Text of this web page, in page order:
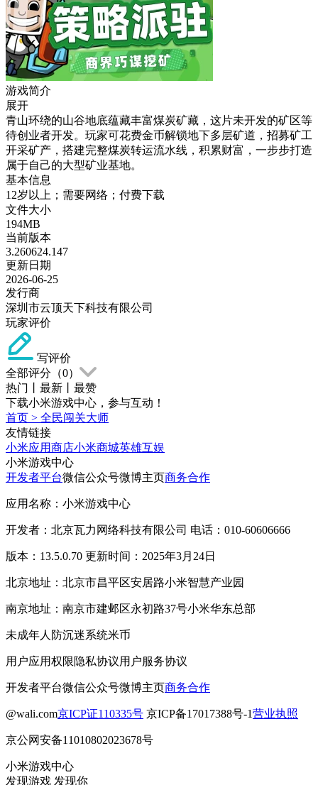
游戏简介
展开
青山环绕的山谷地底蕴藏丰富煤炭矿藏，这片未开发的矿区等
待创业者开发。玩家可花费金币解锁地下多层矿道，招募矿工
开采矿产，搭建完整煤炭转运流水线，积累财富，一步步打造
属于自己的大型矿业基地。
基本信息
12岁以上；需要网络；付费下载
文件大小
194MB
当前版本
3.260624.147
更新日期
2026-06-25
发行商
深圳市云顶天下科技有限公司
玩家评价
写评价
全部评分（0）
热门
最新
最赞
下载小米游戏中心，参与互动！
首页 > 全民闯关大师
友情链接
小米应用商店小米商城英雄互娱
小米游戏中心
开发者平台微信公众号微博主页商务合作
应用名称：小米游戏中心
开发者：北京瓦力网络科技有限公司 电话：010-60606666
版本：13.5.0.70 更新时间：2025年3月24日
北京地址：北京市昌平区安居路小米智慧产业园
南京地址：南京市建邺区永初路37号小米华东总部
未成年人防沉迷系统米币
用户应用权限隐私协议用户服务协议
开发者平台微信公众号微博主页商务合作
@wali.com京ICP证110335号 京ICP备17017388号-1营业执照
京公网安备11010802023678号
小米游戏中心
发现游戏 发现你